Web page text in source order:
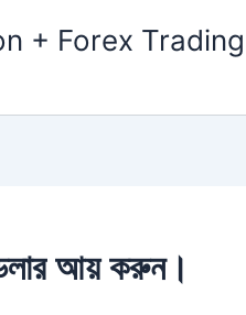
+ Forex Trading
আয় করুন।